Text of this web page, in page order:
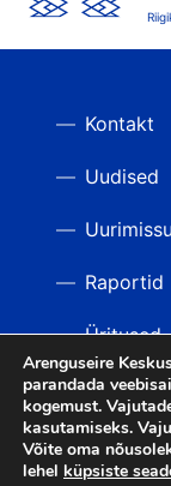
Kontakt
Uudised
Raportid
Üritused
Videod
Arenguseire
parandada
kogemust.
kasutamiseks.
Võite oma
lehel küpsiste